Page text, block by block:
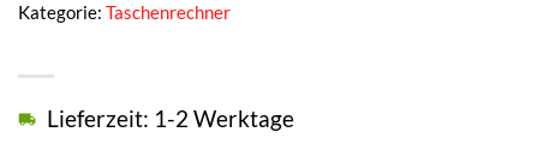
Lieferzeit: 1-2 Werktage
Kategorie: Taschenrechner